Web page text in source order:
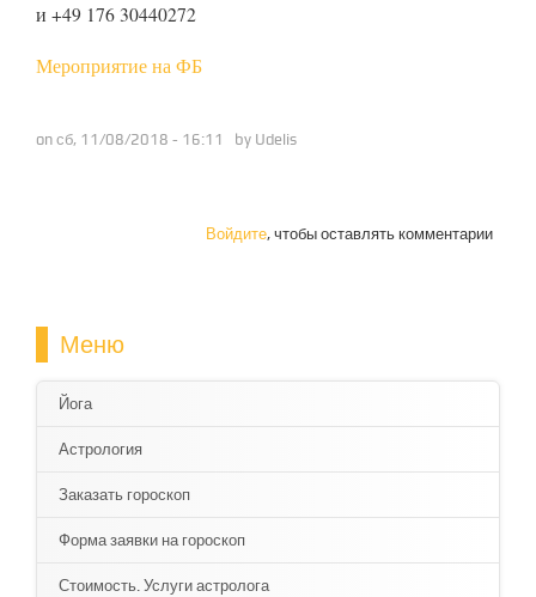
и +49 176 30440272
Мероприятие на ФБ
on сб, 11/08/2018 - 16:11 by Udelis
Войдите, чтобы оставлять комментарии
Меню
Йога
Астрология
Заказать гороскоп
Форма заявки на гороскоп
Стоимость. Услуги астролога